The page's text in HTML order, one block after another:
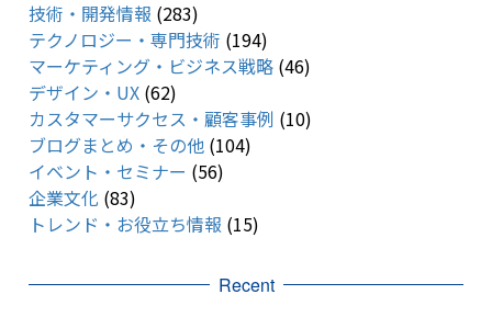
技術・開発情報 (283)
テクノロジー・専門技術 (194)
マーケティング・ビジネス戦略(46)
デザイン・UX(62)
カスタマーサクセス・顧客事例 (10)
ブログまとめ・その他(104)
イベント・セミナー (56)
企業文化 (83)
トレンド・お役立ち情報 (15)
Recent